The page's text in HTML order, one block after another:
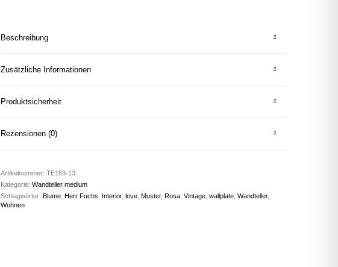
Beschreibung
Zusätzliche Informationen
Produktsicherheit
Rezensionen (0)
Artikelnummer: TE163-13
Kategorie: Wandteller medium
Schlagwörter: Blume, Herr Fuchs Interior, love, Muster, Rosa, Vintage, wallplate, Wandteller,
Wohnen